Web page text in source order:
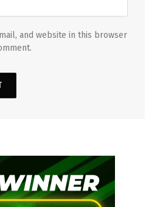
and website in this browser